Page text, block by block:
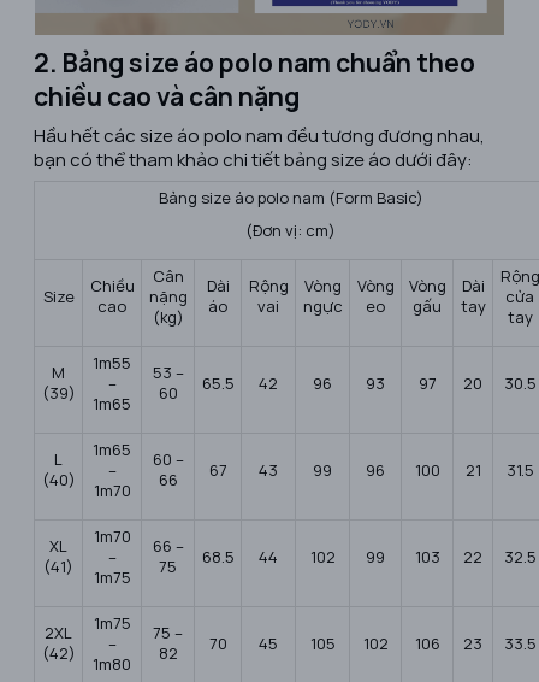
2. Bảng size áo polo nam chuẩn theo
chiều cao và cân nặng
Hầu hết các size áo polo nam đều tương đương nhau,
bạn có thể tham khảo chi tiết bảng size áo dưới đây:
Bảng size áo polo nam (Form Basic)
(Đơn vị: cm)
Size
Chiều
cao
Cân
nặng
(kg)
Dài
áo
Rộng
vai
Vòng
ngực
Vòng
eo
Vòng
gấu
Dài
tay
Rộng
cửa
tay
M
(39)
1m55
–
1m65
53 –
60
65.5 42 96 93 97 20 30.5
L
(40)
1m65
–
1m70
60 –
66
67 43 99 96 100 21 31.5
XL
(41)
1m70
–
1m75
66 –
75
68.5 44 102 99 103 22 32.5
2XL
(42)
1m75
–
1m80
75 –
82
70 45 105 102 106 23 33.5